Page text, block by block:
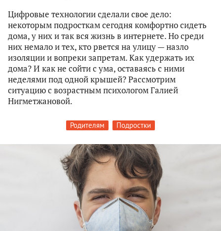
Цифровые технологии сделали свое дело:
некоторым подросткам сегодня комфортно сидеть
дома, у них и так вся жизнь в интернете. Но среди
них немало и тех, кто рвется на улицу — назло
изоляции и вопреки запретам. Как удержать их
дома? И как не сойти с ума, оставаясь с ними
неделями под одной крышей? Рассмотрим
ситуацию с возрастным психологом Галией
Нигметжановой.
Родителям Подростки